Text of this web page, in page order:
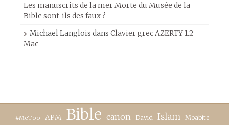
Les manuscrits de la mer Morte du Musée de la
Bible sont-ils des faux ?
Michael Langlois dans Clavier grec AZERTY 1.2
Mac
#MeToo APM Bible canon David Islam Moabite